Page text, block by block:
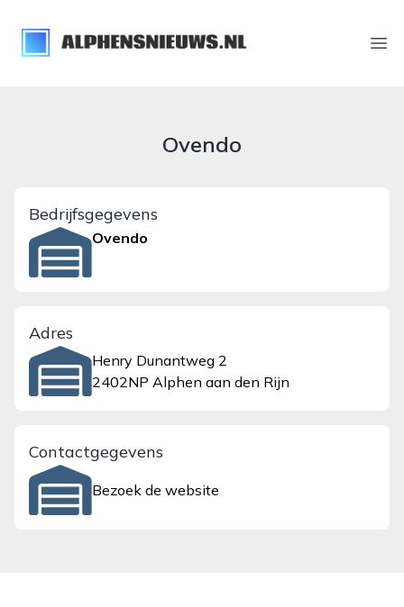
alphensnieuws.nl
Ovendo
Bedrijfsgegevens
Ovendo
Adres
Henry Dunantweg 2
2402NP Alphen aan den Rijn
Contactgegevens
Bezoek de website